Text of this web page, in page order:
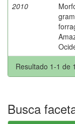
2010
Resultado 1-1 de
Busca